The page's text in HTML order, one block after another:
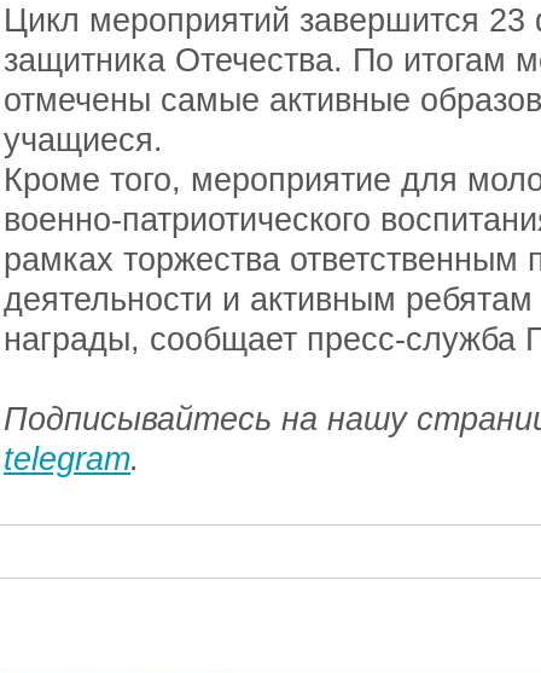
Цикл мероприятий завершится
защитника Отечества. По итогам
отмечены самые активные
учащиеся.
Кроме того, мероприятие для
военно-патриотического
рамках торжества ответственным
деятельности и активным
награды, сообщает пресс-служба
Подписывайтесь на нашу
telegram.